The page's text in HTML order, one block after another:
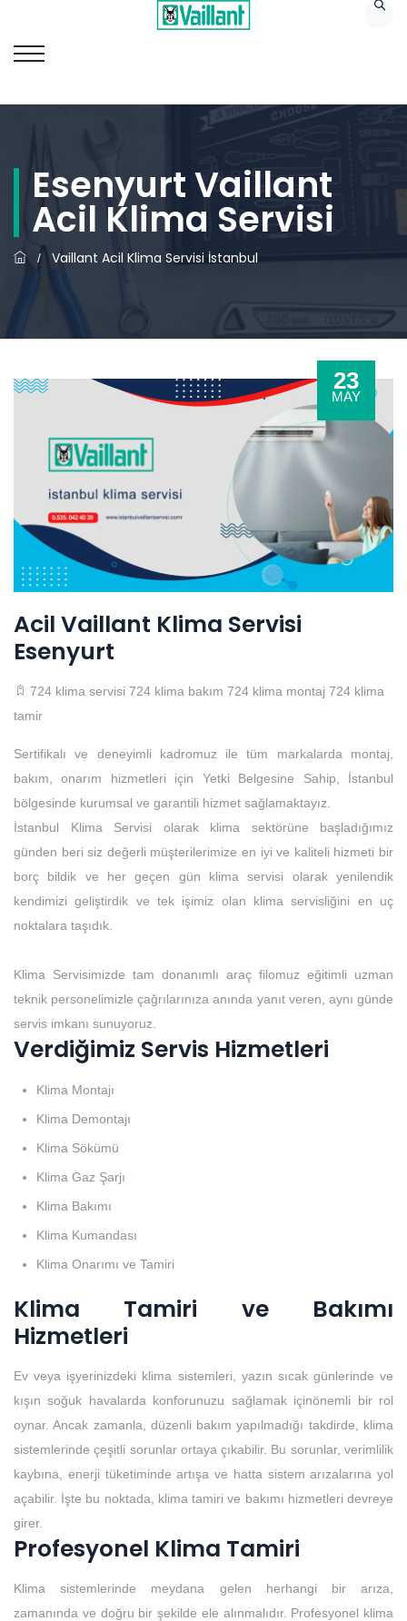
Esenyurt Vaillant
Acil Klima Servisi
/ Vaillant Acil Klima Servisi İstanbul
23
MAY
Acil Vaillant Klima Servisi
Esenyurt
724 klima servisi 724 klima bakım 724 klima montaj 724 klima
tamir
Sertifikalı ve deneyimli kadromuz ile tüm markalarda montaj,
bakım, onarım hizmetleri için Yetki Belgesine Sahip, İstanbul
bölgesinde kurumsal ve garantili hizmet sağlamaktayız.
İstanbul Klima Servisi olarak klima sektörüne başladığımız
günden beri siz değerli müşterilerimize en iyi ve kaliteli hizmeti bir
borç bildik ve her geçen gün klima servisi olarak yenilendik
kendimizi geliştirdik ve tek işimiz olan klima servisliğini en uç
noktalara taşıdık.
Klima Servisimizde tam donanımlı araç filomuz eğitimli uzman
teknik personelimizle çağrılarınıza anında yanıt veren, aynı günde
servis imkanı sunuyoruz.
Verdiğimiz Servis Hizmetleri
Klima Montajı
Klima Demontajı
Klima Sökümü
Klima Gaz Şarjı
Klima Bakımı
Klima Kumandası
Klima Onarımı ve Tamiri
Klima Tamiri ve Bakımı
Hizmetleri
Ev veya işyerinizdeki klima sistemleri, yazın sıcak günlerinde ve
kışın soğuk havalarda konforunuzu sağlamak içinönemli bir rol
oynar. Ancak zamanla, düzenli bakım yapılmadığı takdirde, klima
sistemlerinde çeşitli sorunlar ortaya çıkabilir. Bu sorunlar, verimlilik
kaybına, enerji tüketiminde artışa ve hatta sistem arızalarına yol
açabilir. İşte bu noktada, klima tamiri ve bakımı hizmetleri devreye
girer.
Profesyonel Klima Tamiri
Klima sistemlerinde meydana gelen herhangi bir arıza,
zamanında ve doğru bir şekilde ele alınmalıdır. Profesyonel klima